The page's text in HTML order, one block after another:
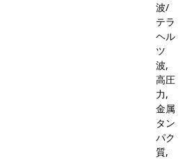
波/
テラ
ヘル
ツ
波,
高圧
力,
金属
タン
パク
質,